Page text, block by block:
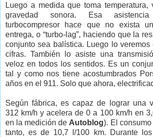
Luego a medida que toma temperatura,
gravedad sonora. Esa
turbocompresor hace que no exista
entrega, o “turbo-lag”, haciendo que la
conjunto sea balística. Luego lo
cifras. También lo asiste una
veloz en todos los sentidos. Es un
tal y como nos tiene acostumbrados
años en el 911. Solo que ahora,
Según fábrica, es capaz de lograr una
312 km/h y acelera de 0 a 100 km/h en
en la medición de Autoblog). El
tanto, es de 10,7 l/100 km. Durante